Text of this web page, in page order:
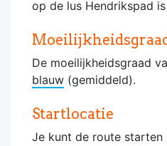
op de lus Hendrikspad
De moeilijkheidsgraad
blauw (gemiddeld).
Startlocatie
Je kunt de route starten